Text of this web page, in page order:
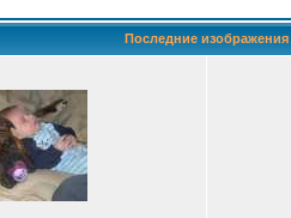
Последние изображения